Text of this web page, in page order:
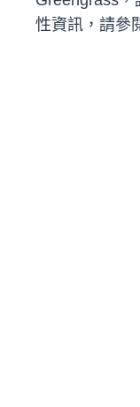
性資訊，請參